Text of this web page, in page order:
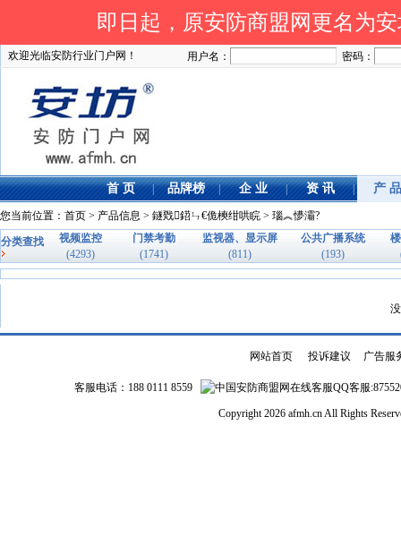
即日起，原安防商盟网更名
欢迎光临安防行业门户网！ 用户名： 密码：
首 页 | 品牌榜 | 企 业 | 资 讯 | 产 品
您当前位置： 首页 > 产品信息 > 鐩戣鍣ㄣ€佹樉绀哄睆 > 瑙︽懜灞?
分类查找
视频监控
(4293)
门禁考勤
(1741)
监视器、显示屏
(811)
公共广播系统
(193)
网站首页| 投诉建议 广告服
客服电话：188 0111 8559 QQ客服
Copyright 2026 afmh.cn All Rights